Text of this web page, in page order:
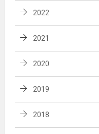
2022
2021
2020
2019
2018